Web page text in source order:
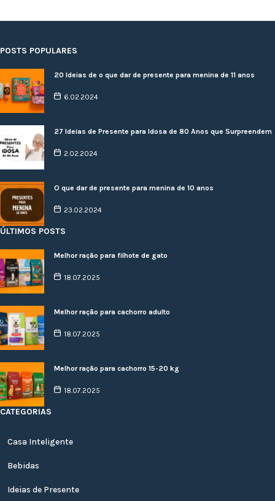
POSTS POPULARES
20 Ideias de o que dar de presente para menina de 11 anos
6.02.2024
27 Ideias de Presente para Idosa de 80 Anos que Surpreendem
2.02.2024
O que dar de presente para menina de 10 anos
23.02.2024
ÚLTIMOS POSTS
Melhor ração para filhote de gato
18.07.2025
Melhor ração para cachorro adulto
18.07.2025
Melhor ração para cachorro 15-20 kg
18.07.2025
CATEGORIAS
Casa Inteligente
Bebidas
Ideias de Presente